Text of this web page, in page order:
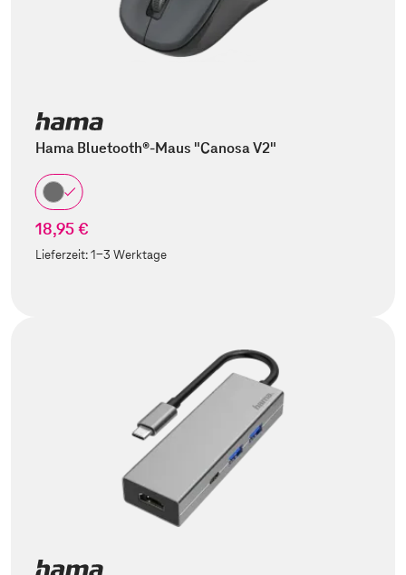
Hama Bluetooth®-Maus "Canosa V2"
18,95 €
Lieferzeit:1-3 Werktage